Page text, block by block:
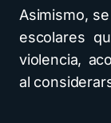
Asimismo,
escolares
violencia,
al